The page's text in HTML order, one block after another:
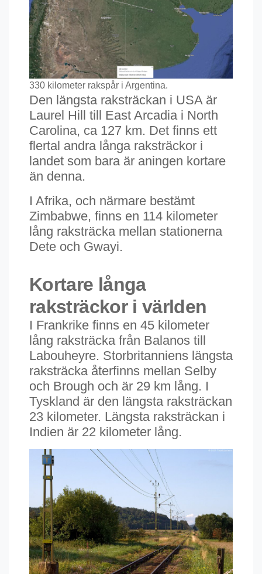
330 kilometer rakspår i Argentina.
Den längsta raksträckan i USA är
Laurel Hill till East Arcadia i North
Carolina, ca 127 km. Det finns ett
flertal andra långa raksträckor i
landet som bara är aningen kortare
än denna.
I Afrika, och närmare bestämt
Zimbabwe, finns en 114 kilometer
lång raksträcka mellan stationerna
Dete och Gwayi.
Kortare långa
raksträckor i världen
I Frankrike finns en 45 kilometer
lång raksträcka från Balanos till
Labouheyre. Storbritanniens längsta
raksträcka återfinns mellan Selby
och Brough och är 29 km lång. I
Tyskland är den längsta raksträckan
23 kilometer. Längsta raksträckan i
Indien är 22 kilometer lång.